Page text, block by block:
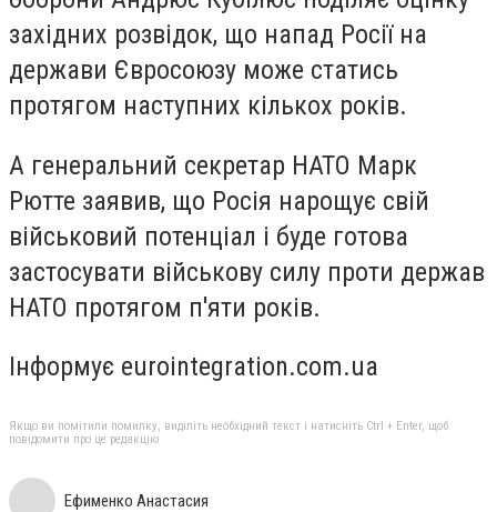
західних розвідок, що напад Росії на
держави Євросоюзу може статись
протягом наступних кількох років.
А генеральний секретар НАТО Марк
Рютте заявив, що Росія нарощує свій
військовий потенціал і буде готова
застосувати військову силу проти держав
НАТО протягом п'яти років.
Інформує eurointegration.com.ua
Якщо ви помітили помилку, виділіть необхідний текст і натисніть Ctrl + Enter, щоб
повідомити про це редакцію
Ефименко Анастасия